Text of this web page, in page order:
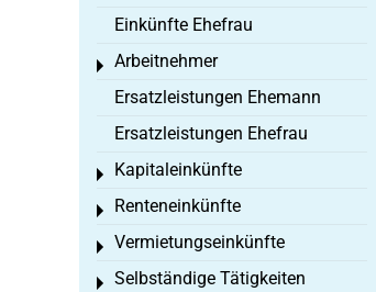
Einkünfte Ehefrau
Arbeitnehmer
Toggle menu
Ersatzleistungen Ehemann
Ersatzleistungen Ehefrau
Kapitaleinkünfte
Toggle menu
Renteneinkünfte
Toggle menu
Vermietungseinkünfte
Toggle menu
Selbständige Tätigkeiten
Toggle menu